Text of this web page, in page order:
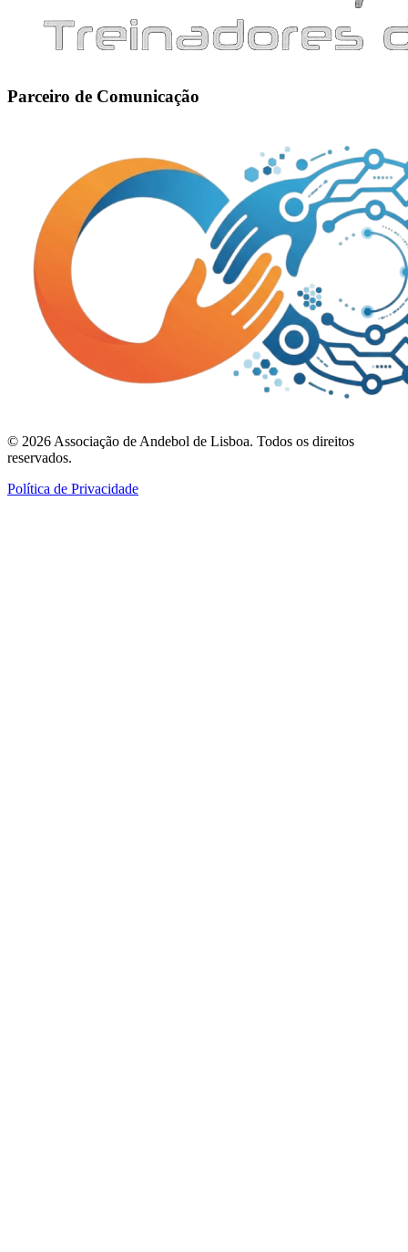
Parceiro de Comunicação
© 2026 Associação de Andebol de Lisboa. Todos os direitos
reservados.
Política de Privacidade